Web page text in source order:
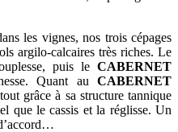
les vignes, nos trois cépages
argilo-calcaires très riches. Le
puis leCABERNET
Quant au CABERNET
grâce à sa structure tannique
que le cassis et la réglisse. Un